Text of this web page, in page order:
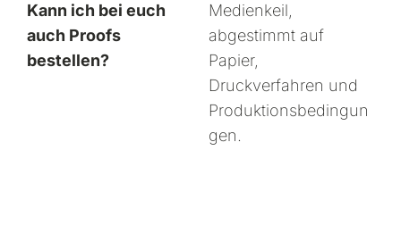
Kann ich bei euch
auch Proofs
bestellen?
Medienkeil,
abgestimmt auf
Papier,
Druckverfahren und
Produktionsbedingun
gen.